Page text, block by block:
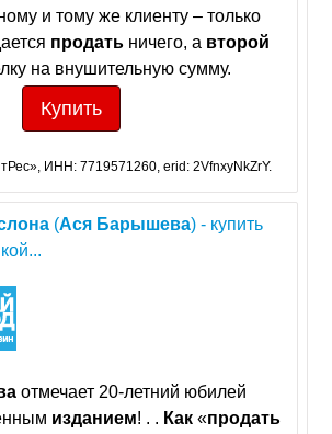
и тому же клиенту – только
продать ничего, а второй
на внушительную сумму.
Купить
ИНН: 7719571260, erid: 2VfnxyNkZrY.
(Ася Барышева) - купить
отмечает 20-летний юбилей
изданием! . . Как «продать